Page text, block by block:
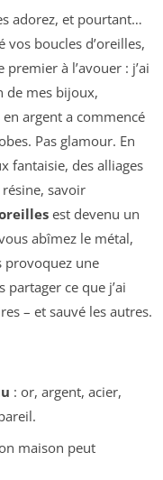
adorez, et pourtant…
boucles d’oreilles,
à l’avouer : j’ai
de mes bijoux,
argent a commencé
Pas glamour. En
fantaisie, des alliages
savoir
est devenu un
abîmez le métal,
provoquez une
ce que j’ai
– et sauvé les autres.
: or, argent, acier,
maison peut